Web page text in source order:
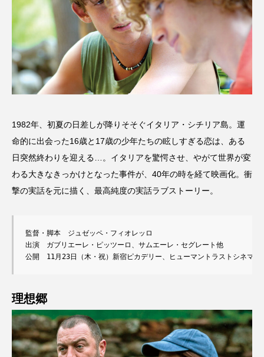
1982年、初夏の日差しが降りそそぐイタリア・シチリア島。運
命的に出会った16歳と17歳の少年たちの眩しすぎる恋は、ある
日突然終わりを迎える…。イタリアを驚愕させ、やがて世界が変
わる大きなきっかけとなった事件が、40年の時を経て映画化。衝
撃の実話を元に描く、最高純度の実話ラブストーリー。
監督・脚本　ジュゼッペ・フィオレッロ
出演　ガブリエーレ・ピッツーロ、サムエーレ・セグレート他
公開　11月23日（木・祝）新宿ピカデリー、ヒューマントラストシネマ
理想郷